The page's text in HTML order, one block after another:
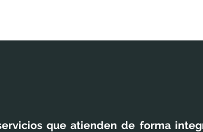
que atienden de forma